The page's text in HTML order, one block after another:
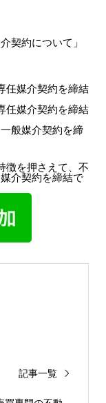
契約について」
任媒介契約を締結
任媒介契約を締結
一般媒介契約を締
徴を押さえて、不
介契約を締結で
記事一覧